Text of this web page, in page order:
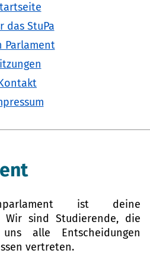
das StuPa
Parlament
ist deine
Wir sind Studierende, die
alle Entscheidungen
vertreten.